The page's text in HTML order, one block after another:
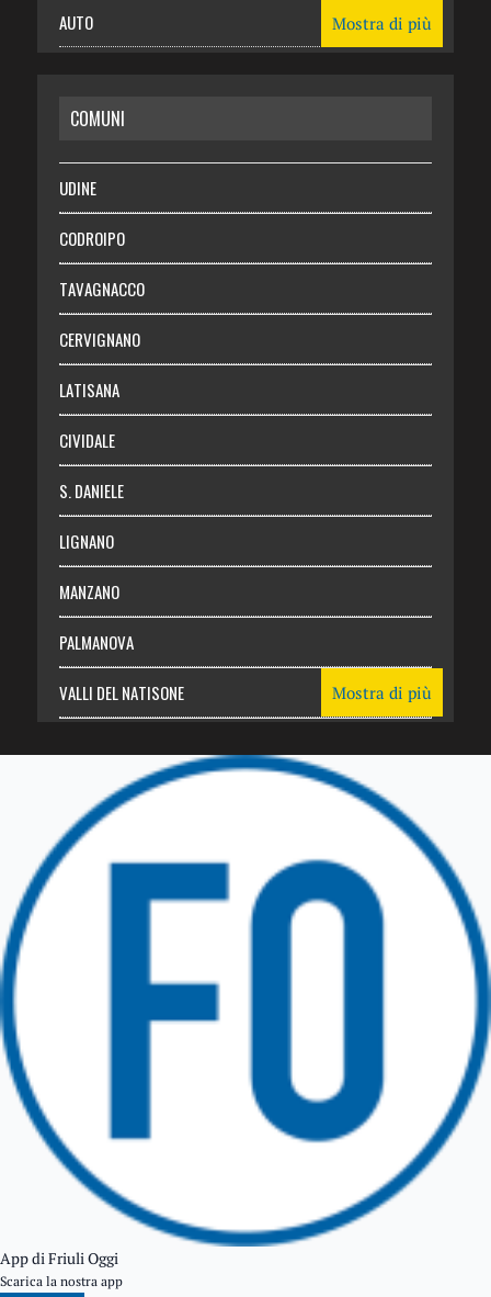
AUTO
RISPARMIO
SALUTE
Necrologie
Chi siamo
Abbonati
Login
Mostra di più
COMUNI
UDINE
CODROIPO
TAVAGNACCO
CERVIGNANO
LATISANA
CIVIDALE
S. DANIELE
LIGNANO
MANZANO
PALMANOVA
VALLI DEL NATISONE
TRICESIMO
TARCENTO
GEMONA DEL FRIULI
Mostra di più
App di Friuli Oggi
Scarica la nostra app